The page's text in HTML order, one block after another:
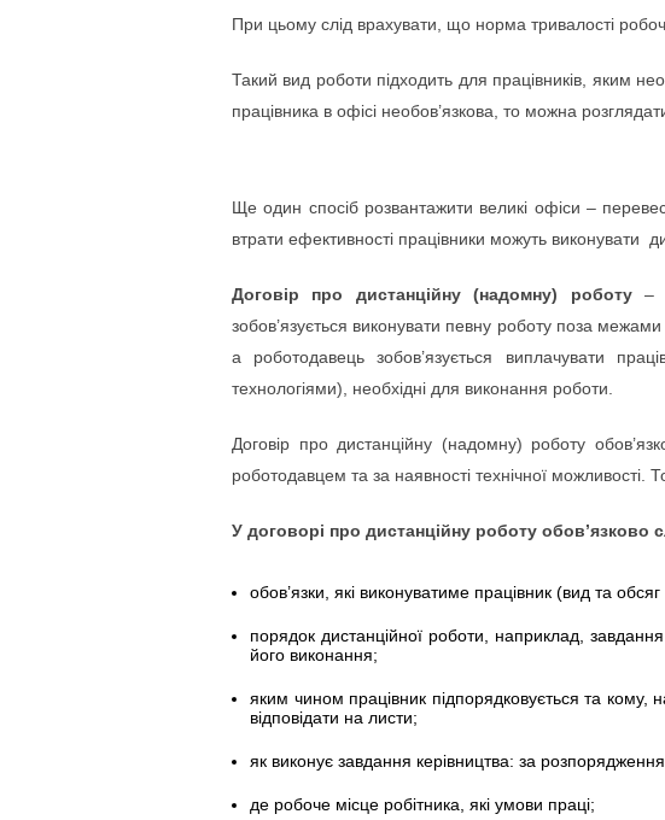
При цьому слід врахувати, що норма тривалості
Такий вид роботи підходить для працівників, яким
працівника в офісі необов’язкова, то можна
Ще один спосіб розвантажити великі офіси –
втрати ефективності працівники можуть виконувати
Договір про дистанційну (надомну) роботу –
зобов’язується виконувати певну роботу поза
а роботодавець зобов’язується виплачувати
технологіями), необхідні для виконання роботи.
Договір про дистанційну (надомну) роботу
роботодавцем та за наявності технічної
У договорі про дистанційну роботу обов’язково
обов’язки, які виконуватиме працівник (вид та
порядок дистанційної роботи, наприклад,
його виконання;
яким чином працівник підпорядковується та кому,
відповідати на листи;
як виконує завдання керівництва: за
де робоче місце робітника, які умови праці;